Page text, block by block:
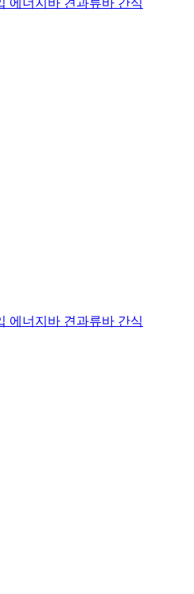
에너지바 견과류바 간식
에너지바 견과류바 간식